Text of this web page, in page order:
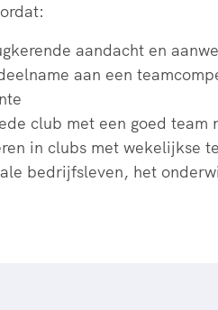
aandacht en
aan een
club met een goed
in clubs met wekelijkse
bedrijfsleven, het